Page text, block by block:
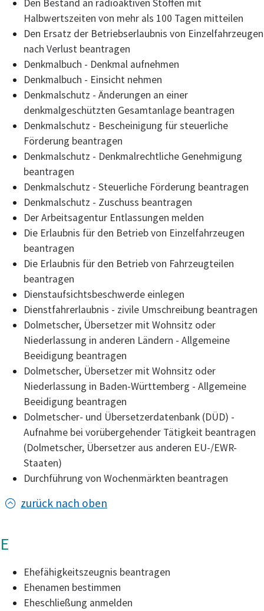
Den Bestand an radioaktiven Stoffen mit
Halbwertszeiten von mehr als 100 Tagen mitteilen
Den Ersatz der Betriebserlaubnis von Einzelfahrzeugen
nach Verlust beantragen
Denkmalbuch - Denkmal aufnehmen
Denkmalbuch - Einsicht nehmen
Denkmalschutz - Änderungen an einer
denkmalgeschützten Gesamtanlage beantragen
Denkmalschutz - Bescheinigung für steuerliche
Förderung beantragen
Denkmalschutz - Denkmalrechtliche Genehmigung
beantragen
Denkmalschutz - Steuerliche Förderung beantragen
Denkmalschutz - Zuschuss beantragen
Der Arbeitsagentur Entlassungen melden
Die Erlaubnis für den Betrieb von Einzelfahrzeugen
beantragen
Die Erlaubnis für den Betrieb von Fahrzeugteilen
beantragen
Dienstaufsichtsbeschwerde einlegen
Dienstfahrerlaubnis - zivile Umschreibung beantragen
Dolmetscher, Übersetzer mit Wohnsitz oder
Niederlassung in anderen Ländern - Allgemeine
Beeidigung beantragen
Dolmetscher, Übersetzer mit Wohnsitz oder
Niederlassung in Baden-Württemberg - Allgemeine
Beeidigung beantragen
Dolmetscher- und Übersetzerdatenbank (DÜD) -
Aufnahme bei vorübergehender Tätigkeit beantragen
(Dolmetscher, Übersetzer aus anderen EU-/EWR-
Staaten)
Durchführung von Wochenmärkten beantragen
zurück nach oben
E
Ehefähigkeitszeugnis beantragen
Ehenamen bestimmen
Eheschließung anmelden